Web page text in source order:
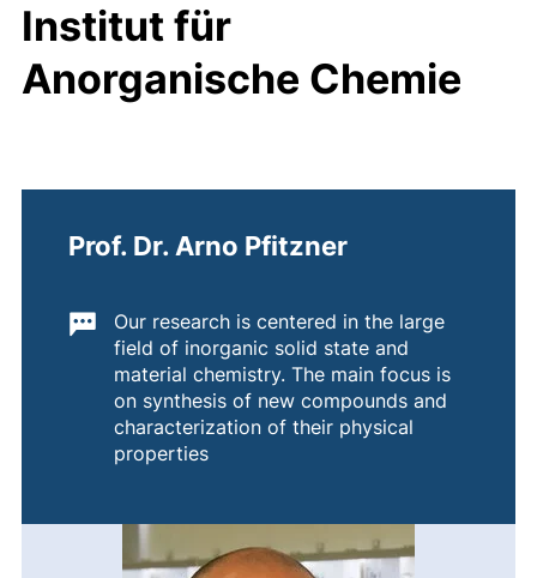
Institut für
Anorganische Chemie
Prof. Dr. Arno Pfitzner
Wichtige Informationen:
Our research is centered in the large
field of inorganic solid state and
material chemistry. The main focus is
on synthesis of new compounds and
characterization of their physical
properties